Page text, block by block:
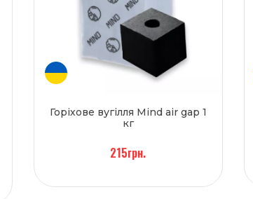
Горіхове вугілля Mind air gap 1
кг
215грн.